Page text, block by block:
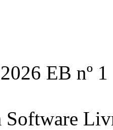
EB nº
Software